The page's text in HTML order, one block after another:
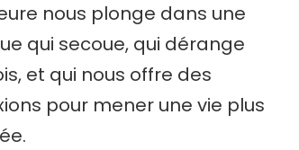
nous plonge dans une
qui secoue, qui dérange
et qui nous offre des
pour mener une vie plus